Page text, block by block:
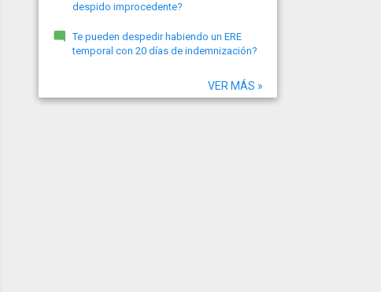
despido improcedente?
Te pueden despedir habiendo un ERE
temporal con 20 días de indemnización?
VER MÁS »